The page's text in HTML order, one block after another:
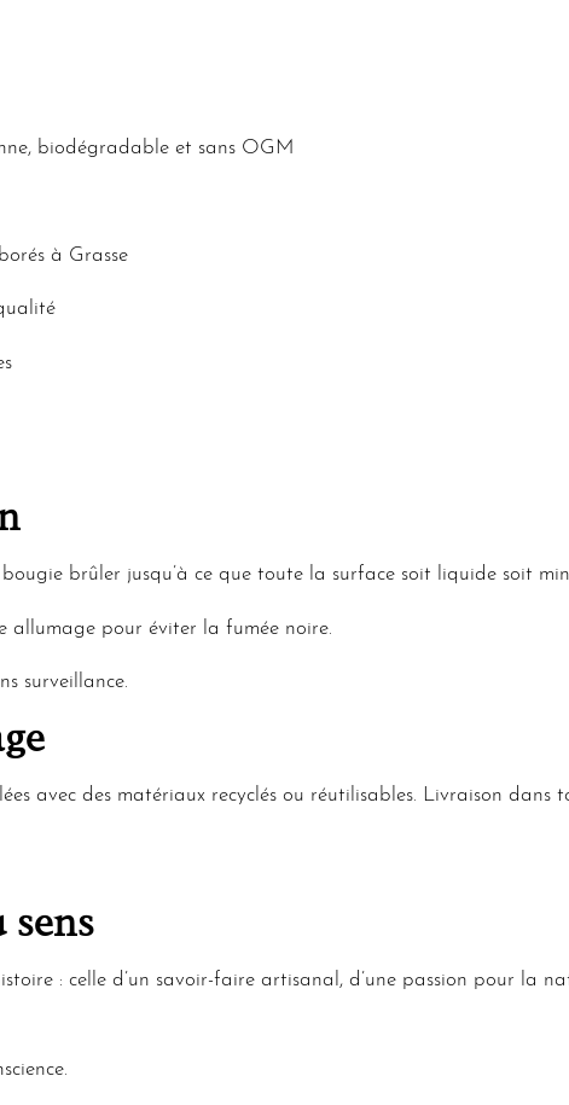
biodégradable et sans OGM
à Grasse
brûler jusqu’à ce que toute la surface soit liquide soit
allumage pour éviter la fumée noire.
surveillance.
avec des matériaux recyclés ou réutilisables. Livraison
sens
: celle d’un savoir-faire artisanal, d’une passion pour la